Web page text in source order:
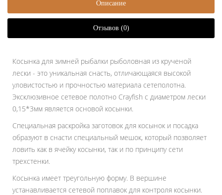
Описание
Отзывов (0)
Косынка для зимней рыбалки рыболовная из крученой
лески - это уникальная снасть, отличающаяся высокой
уловистостью и прочностью материала сетеполотна.
Эксклюзивное сетевое полотно Crayfish с диаметром лески
0,15*3мм является основой косынки.
Специальная раскройка заготовок для косынок и посадка
образуют в снасти специальный мешок, который позволяет
ловить как в ячейку косынки, так и по принципу сети
трехстенки.
Косынка имеет треугольную форму. В вершине
устанавливается сетевой поплавок для контроля косынки.